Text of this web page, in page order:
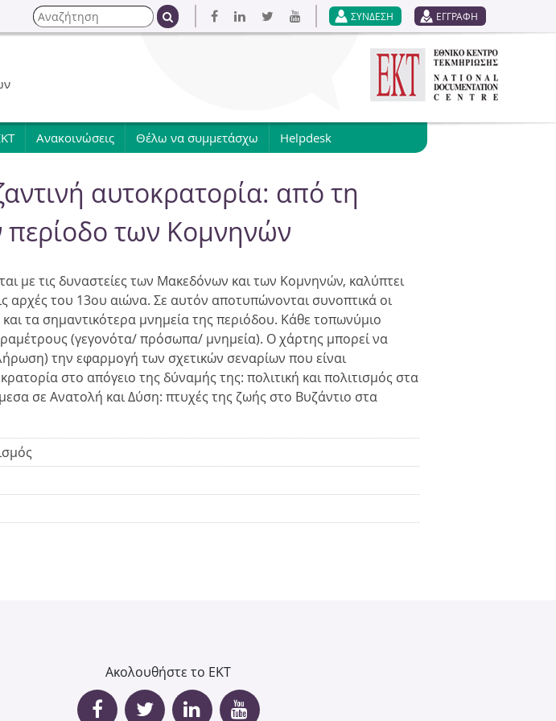
navigation ΣΥΝΔΕΣΗ ΕΓΓΡΑΦΗ
Φ
ρ
μ
α
α
ν
α
ζ
ή
η
Α
ν
η
σ
Ανακοινώσεις Θέλω να συμμετάσχω Helpdesk
αυτοκρατορία: από τη
των Κομνηνών
με τις δυναστείες των Μακεδόνων και των Κομνηνών, καλύπτει
του 13ου αιώνα. Σε αυτόν αποτυπώνονται συνοπτικά οι
τα σημαντικότερα μνημεία της περιόδου. Κάθε τοπωνύμιο
(γεγονότα/ πρόσωπα/ μνημεία). Ο χάρτης μπορεί να
την εφαρμογή των σχετικών σεναρίων που είναι
στο απόγειο της δύναμής της: πολιτική και πολιτισμός στα
σε Ανατολή και Δύση: πτυχές της ζωής στο Βυζάντιο στα